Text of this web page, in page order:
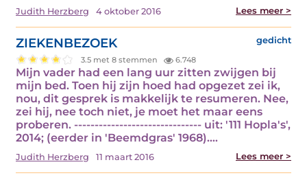
Judith Herzberg 4 oktober 2016 Lees meer >
ZIEKENBEZOEK gedicht
3.5 met 8 stemmen 6.748
Mijn vader had een lang uur zitten zwijgen bij
mijn bed. Toen hij zijn hoed had opgezet zei ik,
nou, dit gesprek is makkelijk te resumeren. Nee,
zei hij, nee toch niet, je moet het maar eens
proberen. ------------------------------- uit: '111 Hopla's',
2014; (eerder in 'Beemdgras' 1968).…
Judith Herzberg 11 maart 2016 Lees meer >